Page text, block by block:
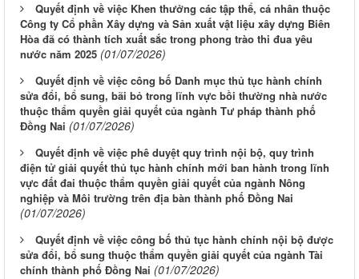
Quyết định về việc Khen thưởng các tập thể, cá nhân thuộc
Công ty Cổ phần Xây dựng và Sản xuất vật liệu xây dựng Biên
Hòa đã có thành tích xuất sắc trong phong trào thi đua yêu
nước năm 2025 (01/07/2026)
Quyết định về việc công bố Danh mục thủ tục hành chính
sửa đổi, bổ sung, bãi bỏ trong lĩnh vực bồi thường nhà nước
thuộc thẩm quyền giải quyết của ngành Tư pháp thành phố
Đồng Nai (01/07/2026)
Quyết định về việc phê duyệt quy trình nội bộ, quy trình
điện tử giải quyết thủ tục hành chính mới ban hành trong lĩnh
vực đất đai thuộc thẩm quyền giải quyết của ngành Nông
nghiệp và Môi trường trên địa bàn thành phố Đồng Nai
(01/07/2026)
Quyết định về việc công bố thủ tục hành chính nội bộ được
sửa đổi, bổ sung thuộc thẩm quyền giải quyết của ngành Tài
chính thành phố Đồng Nai (01/07/2026)